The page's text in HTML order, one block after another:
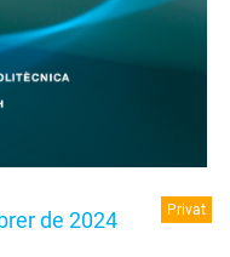
de 2024 Privat